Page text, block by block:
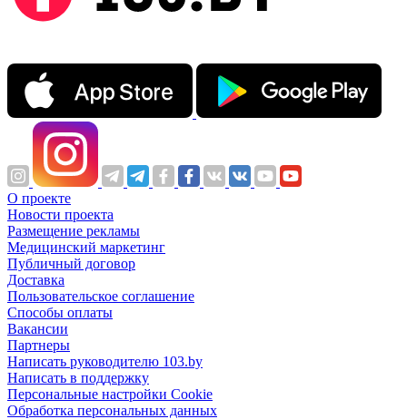
О проекте
Новости проекта
Размещение рекламы
Медицинский маркетинг
Публичный договор
Доставка
Пользовательское соглашение
Способы оплаты
Вакансии
Партнеры
Написать руководителю 103.by
Написать в поддержку
Персональные настройки Cookie
Обработка персональных данных